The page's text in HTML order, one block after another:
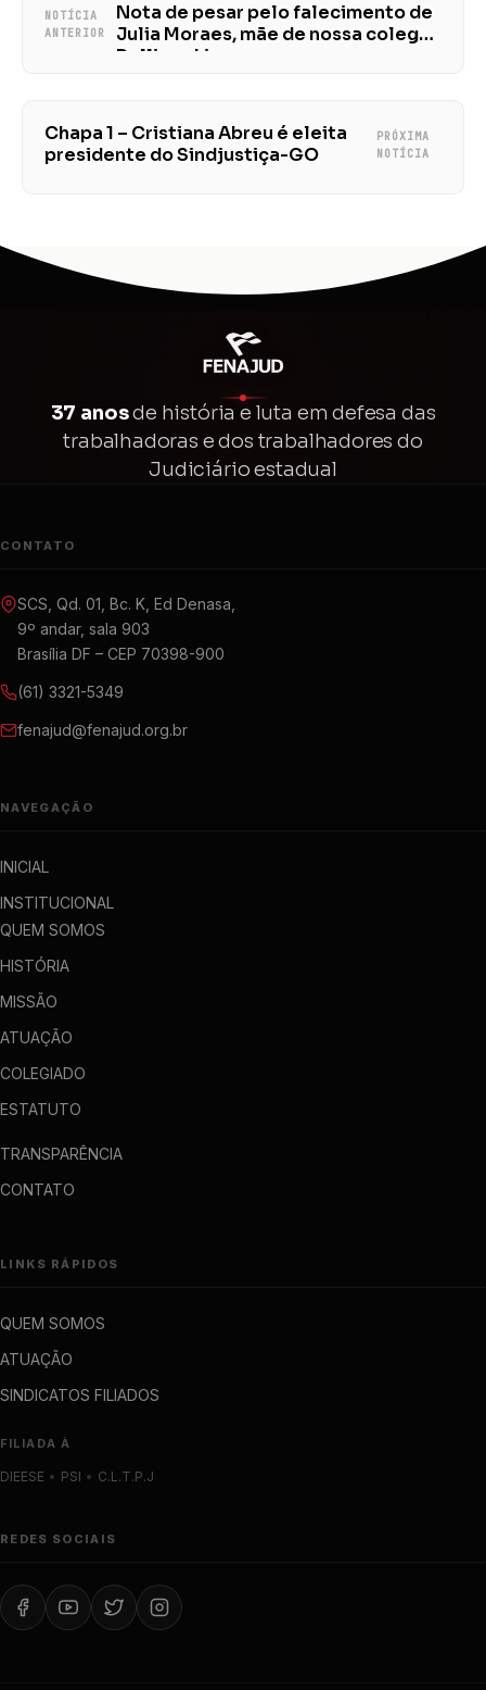
NOTÍCIA
ANTERIOR
Nota de pesar pelo falecimento de
Julia Moraes, mãe de nossa colega
Polliana Lino
Chapa 1 – Cristiana Abreu é eleita
presidente do Sindjustiça-GO
PRÓXIMA
NOTÍCIA
37 anosde história e luta em defesa das
trabalhadoras e dos trabalhadores do
Judiciário estadual
CONTATO
SCS, Qd. 01, Bc. K, Ed Denasa,
9º andar, sala 903
Brasília DF – CEP 70398-900
(61) 3321-5349
fenajud@fenajud.org.br
NAVEGAÇÃO
INICIAL
INSTITUCIONAL
QUEM SOMOS
HISTÓRIA
MISSÃO
ATUAÇÃO
COLEGIADO
ESTATUTO
TRANSPARÊNCIA
CONTATO
LINKS RÁPIDOS
QUEM SOMOS
ATUAÇÃO
SINDICATOS FILIADOS
FILIADA À
DIEESE • PSI • C.L.T.P.J
REDES SOCIAIS